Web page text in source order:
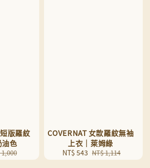
版羅紋
油色
COVERNAT 女款羅紋無袖
上衣｜萊姆綠
Sale
price
NT$ 543 Regular
price
NT$ 1,114